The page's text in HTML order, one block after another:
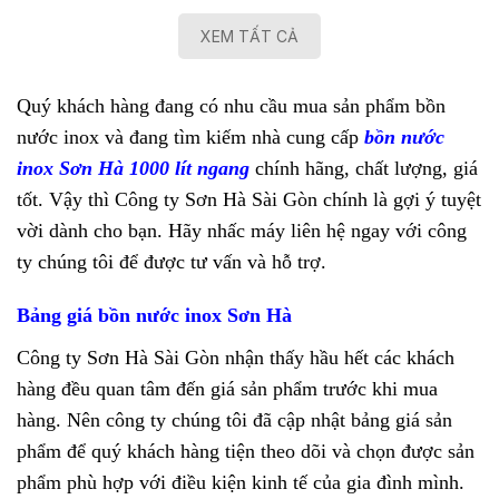
XEM TẤT CẢ
Quý khách hàng đang có nhu cầu mua sản phẩm bồn
nước inox và đang tìm kiếm nhà cung cấp bồn nước
inox Sơn Hà 1000 lít ngang chính hãng, chất lượng, giá
tốt. Vậy thì Công ty Sơn Hà Sài Gòn chính là gợi ý tuyệt
vời dành cho bạn. Hãy nhấc máy liên hệ ngay với công
ty chúng tôi để được tư vấn và hỗ trợ.
Bảng giá bồn nước inox Sơn Hà
Công ty Sơn Hà Sài Gòn nhận thấy hầu hết các khách
hàng đều quan tâm đến giá sản phẩm trước khi mua
hàng. Nên công ty chúng tôi đã cập nhật bảng giá sản
phẩm để quý khách hàng tiện theo dõi và chọn được sản
phẩm phù hợp với điều kiện kinh tế của gia đình mình.